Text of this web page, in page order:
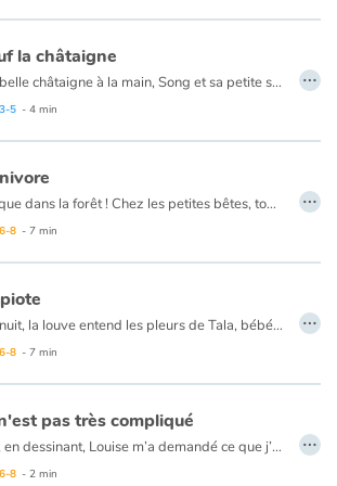
la châtaigne
Une belle châtaigne à la main, Song et sa petite sœur Shu s’en vont l’offrir à grand-père qui vit au moulin. Mais l'aigle joue les trouble-fête et plouf ! La châtaigne tombe dans le ruisseau…
5 - 4 min
…
Panique dans la forêt ! Chez les petites bêtes, tous les insectes disparaissent. C'est décidé, le grillon va mener l'enquête pour découvrir quelle est la brute épaisse qui les dévore tous et s'engraisse.
8 - 7 min
…
Une nuit, la louve entend les pleurs de Tala, bébé abandonné dans la forêt. La bête décide de la ramener auprès des humains. Mais tout ne s’est pas passé comme prévu pour la petite humaine...
8 - 7 min
…
pas très compliqué
Hier, en dessinant, Louise m’a demandé ce que j’avais dans la tête. Je n’ai pas su quoi répondre. Alors, j’ai voulu voir. Ce n’est pas très compliqué…
8 - 2 min
…